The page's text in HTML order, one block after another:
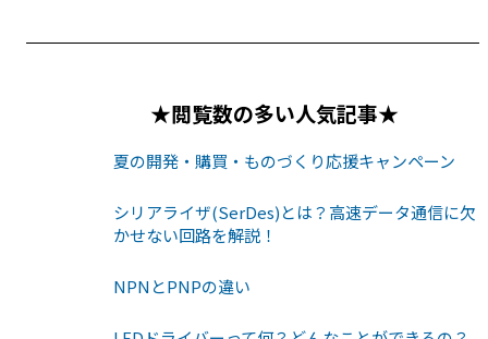
★閲覧数の多い人気記事★
夏の開発・購買・ものづくり応援キャンペーン
シリアライザ(SerDes)とは？高速データ通信に欠
かせない回路を解説！
NPNとPNPの違い